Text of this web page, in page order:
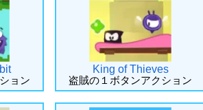
ョン
King of Thieves
盗賊の１ボタンアクション